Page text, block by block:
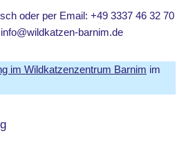
oder per Email: +49 3337 46 32 70
barnim.de
im Wildkatzenzentrum Barnim im